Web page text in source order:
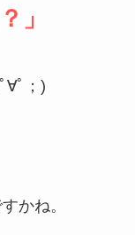
」
∀ﾟ；)
かね。